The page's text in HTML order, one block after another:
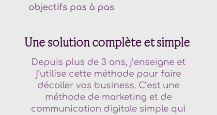
objectifs pas à pas
Une solution complète et simple
Depuis plus de 3 ans, j’enseigne et
j’utilise cette méthode pour faire
décoller vos business. C’est une
méthode de marketing et de
communication digitale simple qui